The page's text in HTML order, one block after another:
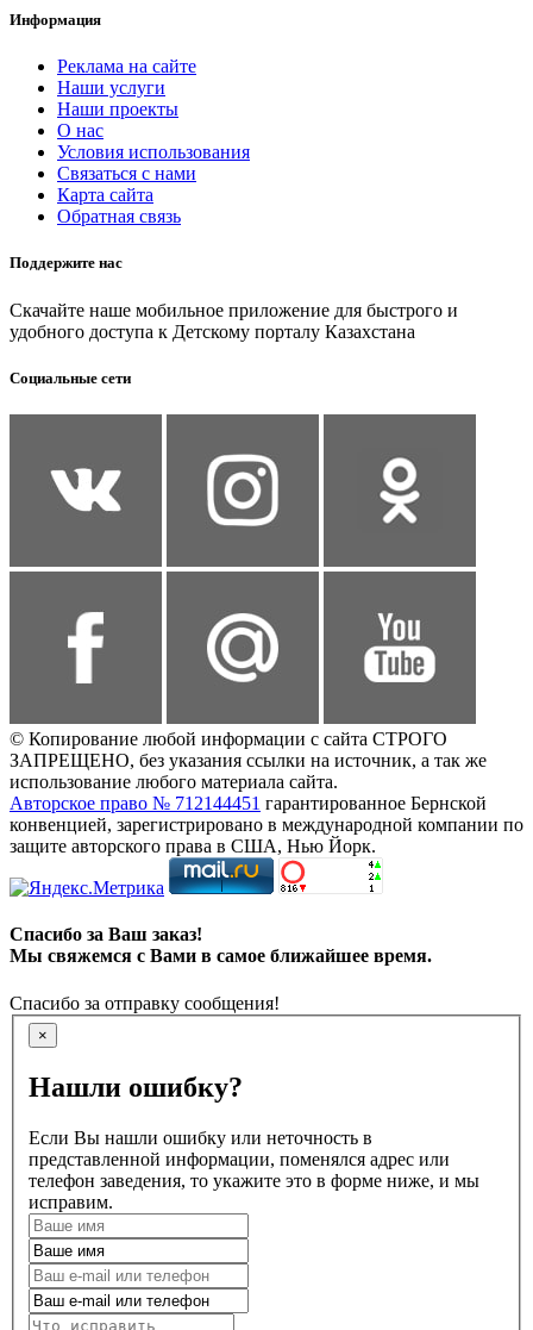
Информация
Реклама на сайте
Наши услуги
Наши проекты
О нас
Условия использования
Связаться с нами
Карта сайта
Обратная связь
Поддержите нас
Скачайте наше мобильное приложение для быстрого и
удобного доступа к Детскому порталу Казахстана
Социальные сети
© Копирование любой информации с сайта СТРОГО
ЗАПРЕЩЕНО, без указания ссылки на источник, а так же
использование любого материала сайта.
Авторское право № 712144451 гарантированное Бернской
конвенцией, зарегистрировано в международной компании по
защите авторского права в США, Нью Йорк.
Спасибо за Ваш заказ!
Мы свяжемся с Вами в самое ближайшее время.
Спасибо за отправку сообщения!
×
Нашли ошибку?
Если Вы нашли ошибку или неточность в
представленной информации, поменялся адрес или
телефон заведения, то укажите это в форме ниже, и мы
исправим.